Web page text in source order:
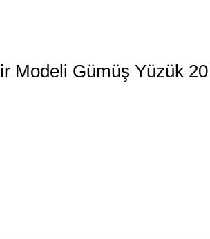
Modeli Gümüş Yüzük